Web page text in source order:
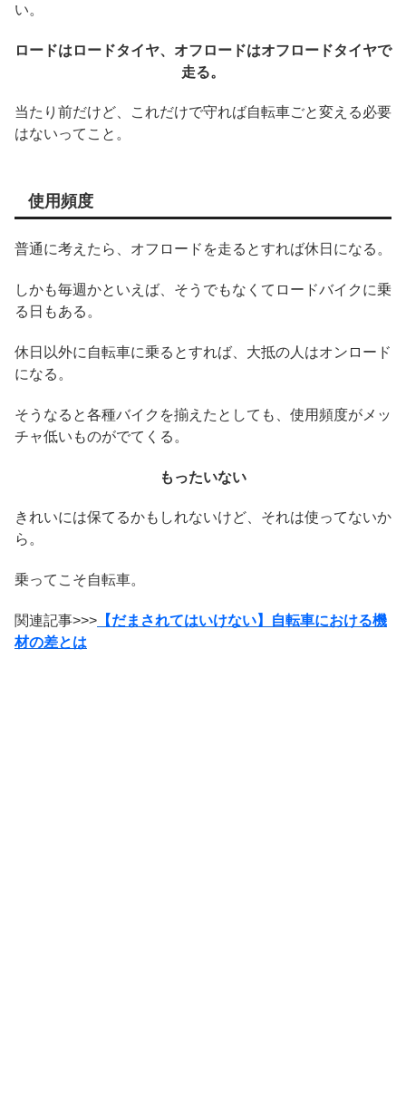
い。
ロードはロードタイヤ、オフロードはオフロードタイヤで
走る。
当たり前だけど、これだけで守れば自転車ごと変える必要
はないってこと。
使用頻度
普通に考えたら、オフロードを走るとすれば休日になる。
しかも毎週かといえば、そうでもなくてロードバイクに乗
る日もある。
休日以外に自転車に乗るとすれば、大抵の人はオンロード
になる。
そうなると各種バイクを揃えたとしても、使用頻度がメッ
チャ低いものがでてくる。
もったいない
きれいには保てるかもしれないけど、それは使ってないか
ら。
乗ってこそ自転車。
関連記事>>> 【だまされてはいけない】自転車における機
材の差とは